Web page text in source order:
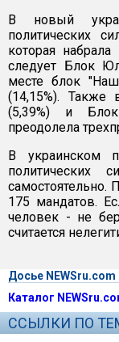
В новый
политических
которая
следует Блок
месте блок
(14,15%).
(5,39%) и
преодолела
В украинском
политических
самостоятельно.
175 мандатов.
человек - не
считается
Досье NEWSru.com
Каталог
ССЫЛКИ ПО